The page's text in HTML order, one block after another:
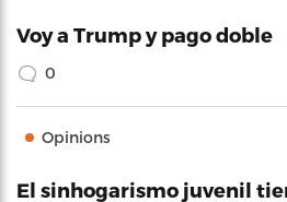
Voy a Trump y pago doble
0
Opinions
El sinhogarismo juvenil